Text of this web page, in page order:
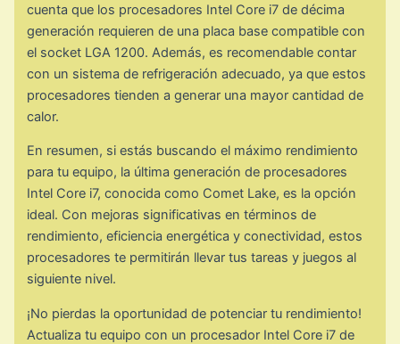
cuenta que los procesadores Intel Core i7 de décima
generación requieren de una placa base compatible con
el socket LGA 1200. Además, es recomendable contar
con un sistema de refrigeración adecuado, ya que estos
procesadores tienden a generar una mayor cantidad de
calor.
En resumen, si estás buscando el máximo rendimiento
para tu equipo, la última generación de procesadores
Intel Core i7, conocida como Comet Lake, es la opción
ideal. Con mejoras significativas en términos de
rendimiento, eficiencia energética y conectividad, estos
procesadores te permitirán llevar tus tareas y juegos al
siguiente nivel.
¡No pierdas la oportunidad de potenciar tu rendimiento!
Actualiza tu equipo con un procesador Intel Core i7 de